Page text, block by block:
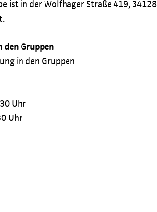
ist in der Wolfhager Straße 419, 34128
den Gruppen
in den Gruppen
Uhr
Uhr